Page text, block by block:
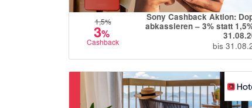
1,5%
3%
Cashback
Sony Cashback Aktion:
abkassieren – 3% statt
bis